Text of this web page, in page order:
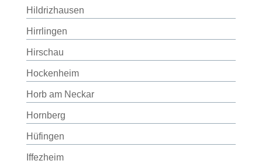
Hildrizhausen
Hirrlingen
Hirschau
Hockenheim
Horb am Neckar
Hornberg
Hüfingen
Iffezheim